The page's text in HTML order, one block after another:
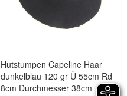
Hutstumpen Capeline Haar
dunkelblau 120 gr Ü 55cm Rd
8cm Durchmesser 38cm